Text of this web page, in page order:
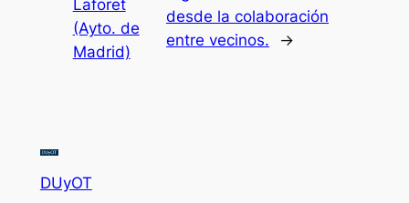
Laforet
(Ayto. de
Madrid)
desde la colaboración
entre vecinos.
→
DUyOT